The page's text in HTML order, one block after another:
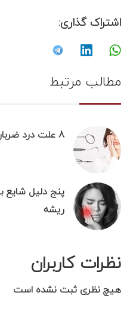
اشتراک گذاری:
مطالب مرتبط
8 علت درد ضربان دار دندان
پنج دلیل شایع
ریشه
نظرات کاربران
هیچ نظری ثبت نشده است